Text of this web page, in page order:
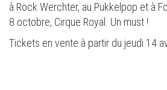
à Rock Werchter, au Pukkelpop et à
8 octobre, Cirque Royal. Un must !
Tickets en vente à partir du jeudi 14